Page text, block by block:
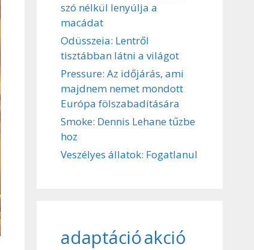
szó nélkül lenyúlja a
macádat
Odüsszeia: Lentről
tisztábban látni a világot
Pressure: Az időjárás, ami
majdnem nemet mondott
Európa fölszabadítására
Smoke: Dennis Lehane tűzbe
hoz
Veszélyes állatok: Fogatlanul
adaptációakció